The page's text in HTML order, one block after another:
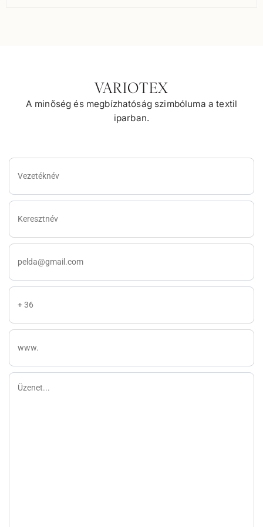
VARIOTEX
A minőség és megbízhatóság szimbóluma a textil
iparban.